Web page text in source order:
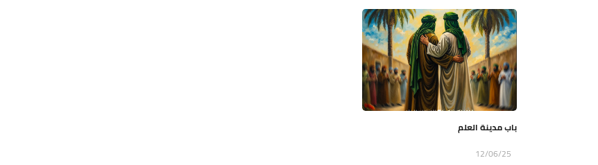
باب مدينة العلم
12/06/25